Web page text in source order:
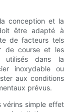
conception et la
être adapté à
de facteurs tels
de course et les
utilisés dans la
inoxydable ou
aux conditions
prévus.
vérins simple effet